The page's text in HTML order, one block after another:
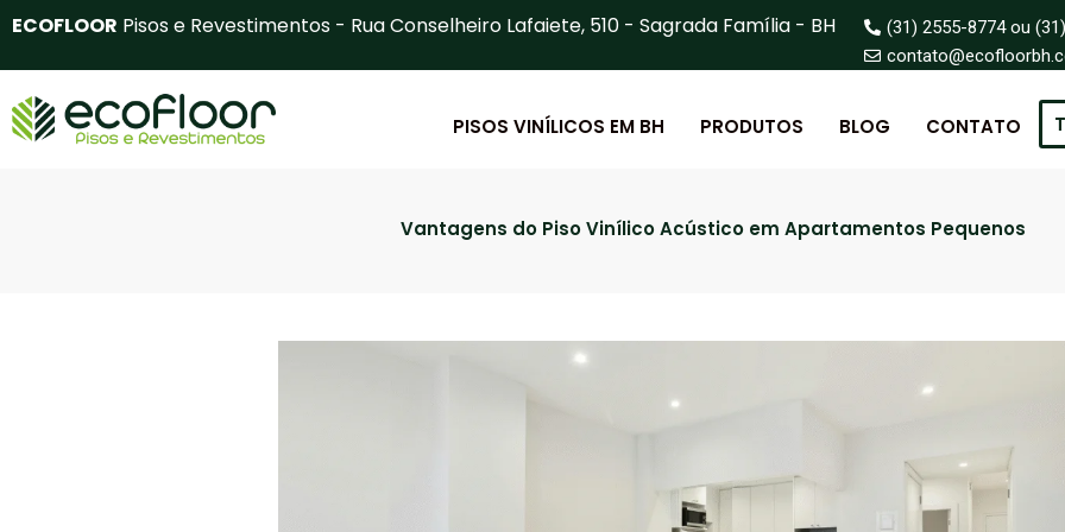
o
conteúdo
ECOFLOOR Pisos e Revestimentos - Rua Conselheiro Lafaiete, 510 - Sagrada Família - BH
(31) 2555-8774 ou
PISOS VINÍLICOS EM BH PRODUTOS BLOG CONTATO
Vantagens do Piso Vinílico Acústico em Apartamentos Pequenos